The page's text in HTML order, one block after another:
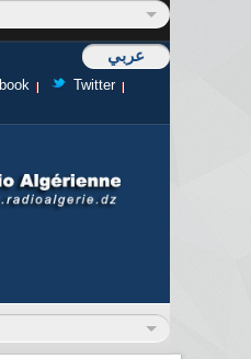
عربي
Twitter
recherche